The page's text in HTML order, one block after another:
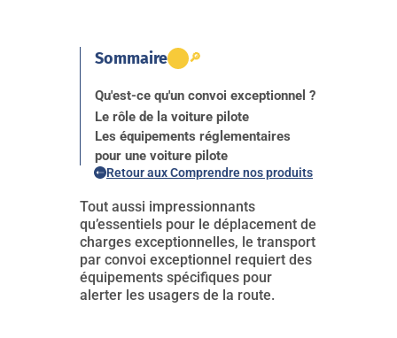
Sommaire 🔎
Qu'est-ce qu'un convoi exceptionnel ?
Le rôle de la voiture pilote
Les équipements réglementaires
pour une voiture pilote
Retour aux Comprendre nos produits
Tout aussi impressionnants
qu’essentiels pour le déplacement de
charges exceptionnelles, le transport
par convoi exceptionnel requiert des
équipements spécifiques pour
alerter les usagers de la route.